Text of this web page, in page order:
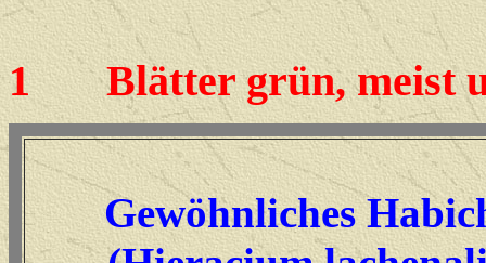
1Blätter grün, meist
Gewöhnliches